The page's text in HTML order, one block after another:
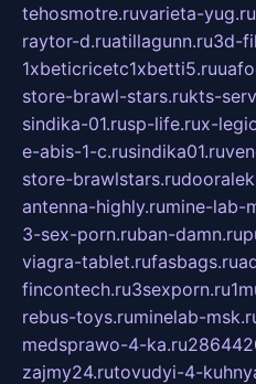
tehosmotre.ruvarieta-yug.ru
raytor-d.ruatillagunn.ru3d-
1xbeticricetc1xbetti5.ru
store-brawl-stars.rukts-
sindika-01.rusp-life.rux-
e-abis-1-c.rusindika01.ru
store-brawlstars.ru
antenna-highly.rumine-lab-
3-sex-porn.ruban-damn.ru
viagra-tablet.rufasbags.ru
fincontech.ru3sexporn.ru
rebus-toys.ruminelab-
medsprawo-4-ka.ru
zajmy24.rutovudyi-4-